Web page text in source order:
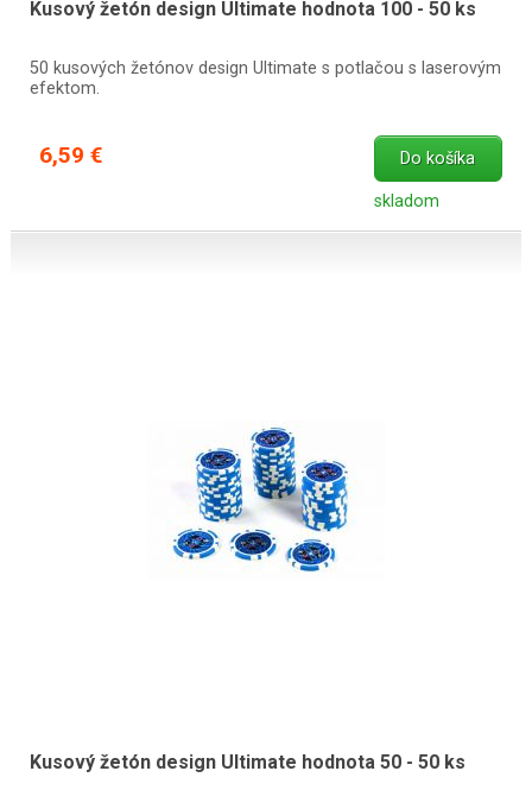
Kusový žetón design Ultimate hodnota 100 - 50 ks
50 kusových žetónov design Ultimate s potlačou s laserovým
efektom.
6,59 € Do košíka
skladom
Kusový žetón design Ultimate hodnota 50 - 50 ks